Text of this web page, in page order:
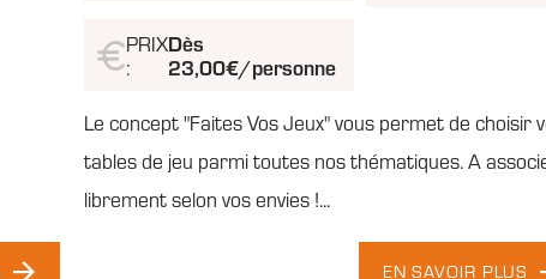
PRIX
:
Dès
23,00€/personne
Le concept "Faites Vos Jeux" vous permet de choisir
tables de jeu parmi toutes nos thématiques. A
librement selon vos envies !...
EN SAVOIR PLUS